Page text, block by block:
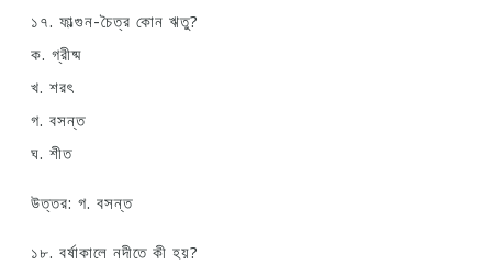
১৭. ফাল্গুন-চৈত্র কোন ঋতু?
ক. গ্রীষ্ম
খ. শরৎ
গ. বসন্ত
ঘ. শীত
উত্তর: গ. বসন্ত
১৮. বর্ষাকালে নদীতে কী হয়?